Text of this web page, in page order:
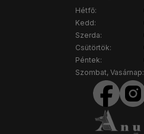
Hétfő:
Kedd:
Szerda:
Csütörtök:
Péntek:
Szombat, Vasárnap: